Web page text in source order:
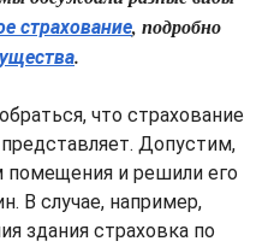
страхование, подробно
.
что страхование
Допустим,
помещения и решили его
В случае, например,
здания страховка по